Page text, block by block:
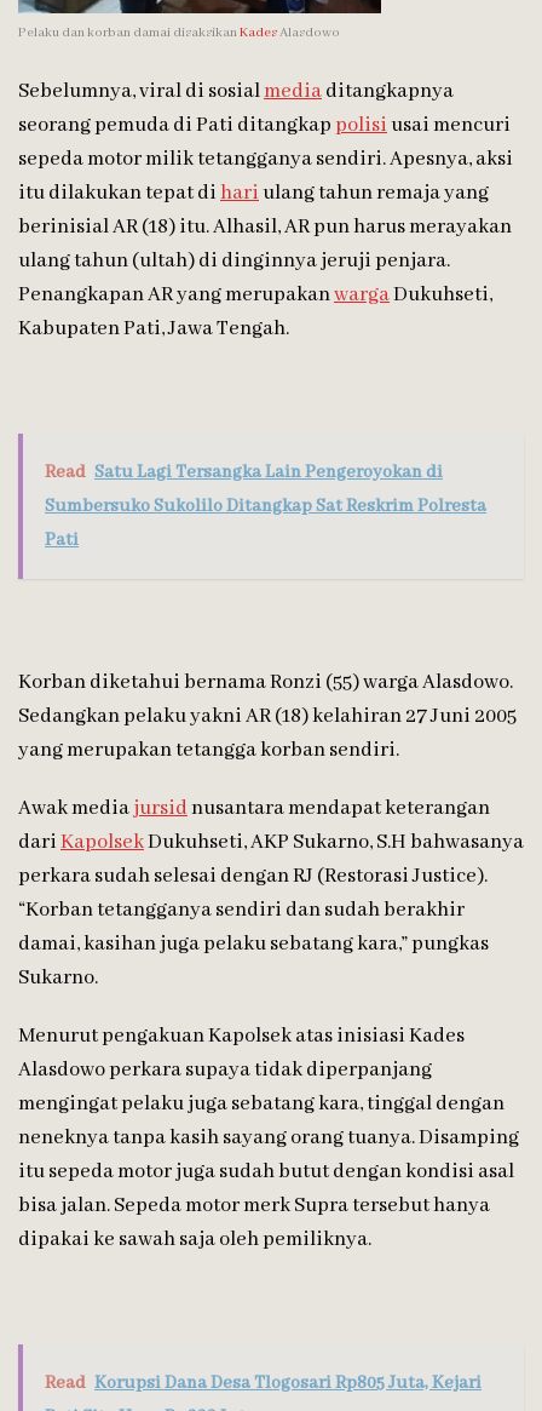
Pelaku dan korban damai disaksikan KadesAlasdowo
Sebelumnya, viral di sosialmediaditangkapnya
seorang pemuda di Pati ditangkappolisiusai mencuri
sepeda motor milik tetangganya sendiri. Apesnya, aksi
itu dilakukan tepat dihariulang tahun remaja yang
berinisial AR (18) itu. Alhasil, AR pun harus merayakan
ulang tahun (ultah) di dinginnya jeruji penjara.
Penangkapan AR yang merupakanwargaDukuhseti,
Kabupaten Pati, Jawa Tengah.
Read Satu Lagi Tersangka Lain Pengeroyokan di
Sumbersuko Sukolilo Ditangkap Sat Reskrim Polresta
Pati
Korban diketahui bernama Ronzi (55) warga Alasdowo.
Sedangkan pelaku yakni AR (18) kelahiran 27 Juni 2005
yang merupakan tetangga korban sendiri.
Awak mediajursidnusantara mendapat keterangan
dariKapolsekDukuhseti, AKP Sukarno, S.H bahwasanya
perkara sudah selesai dengan RJ (Restorasi Justice).
“Korban tetangganya sendiri dan sudah berakhir
damai, kasihan juga pelaku sebatang kara,” pungkas
Sukarno.
Menurut pengakuan Kapolsek atas inisiasi Kades
Alasdowo perkara supaya tidak diperpanjang
mengingat pelaku juga sebatang kara, tinggal dengan
neneknya tanpa kasih sayang orang tuanya. Disamping
itu sepeda motor juga sudah butut dengan kondisi asal
bisa jalan. Sepeda motor merk Supra tersebut hanya
dipakai ke sawah saja oleh pemiliknya.
Read Korupsi Dana Desa Tlogosari Rp805 Juta, Kejari